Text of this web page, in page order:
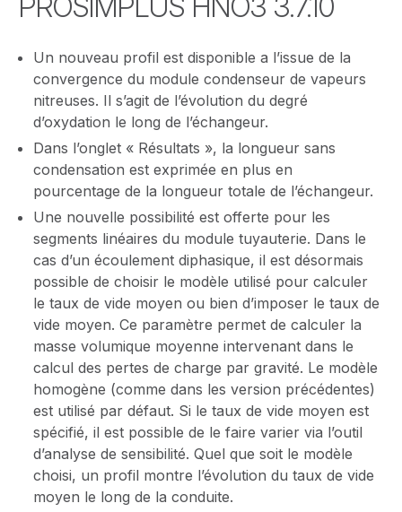
Un nouveau profil est disponible a l’issue de la
convergence du module condenseur de vapeurs
nitreuses. Il s’agit de l’évolution du degré
d’oxydation le long de l’échangeur.
Dans l’onglet « Résultats », la longueur sans
condensation est exprimée en plus en
pourcentage de la longueur totale de l’échangeur.
Une nouvelle possibilité est offerte pour les
segments linéaires du module tuyauterie. Dans le
cas d’un écoulement diphasique, il est désormais
possible de choisir le modèle utilisé pour calculer
le taux de vide moyen ou bien d’imposer le taux de
vide moyen. Ce paramètre permet de calculer la
masse volumique moyenne intervenant dans le
calcul des pertes de charge par gravité. Le modèle
homogène (comme dans les version précédentes)
est utilisé par défaut. Si le taux de vide moyen est
spécifié, il est possible de le faire varier via l’outil
d’analyse de sensibilité. Quel que soit le modèle
choisi, un profil montre l’évolution du taux de vide
moyen le long de la conduite.